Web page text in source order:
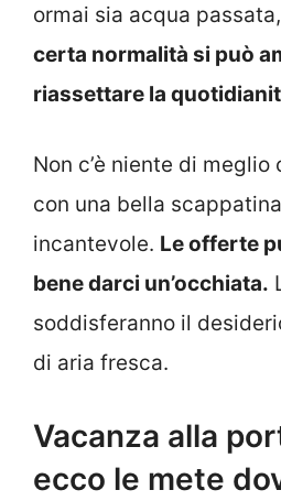
ormai sia acqua
certa normalità si può
riassettare la
Non c’è niente di
con una bella
incantevole. Le offerte
bene darci un’occhiata.
soddisferanno il
di aria fresca.
Vacanza alla
ecco le mete